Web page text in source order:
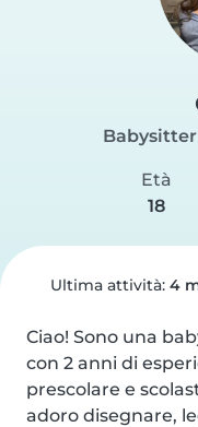
Età
18
Ultima attività: 4
Ciao! Sono una
con 2 anni di
prescolare e
adoro disegnare,